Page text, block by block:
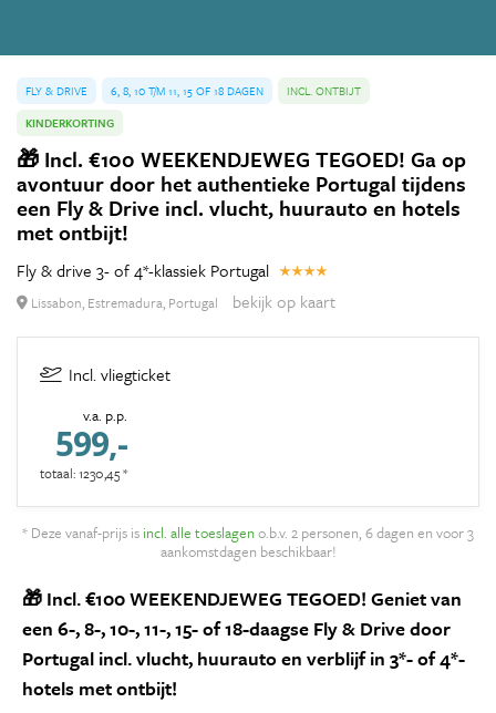
FLY & DRIVE 6, 8, 10 T/M 11, 15 OF 18 DAGEN
INCL. ONTBIJT
KINDERKORTING
🎁 Incl. €100 WEEKENDJEWEG TEGOED! Ga op
avontuur door het authentieke Portugal tijdens
een Fly & Drive incl. vlucht, huurauto en hotels
met ontbijt!
Fly & drive 3- of 4*-klassiek Portugal
Lissabon, Estremadura, Portugal bekijk op kaart
Incl. vliegticket
v.a. p.p.
599,-
totaal: 1230,45 *
* Deze vanaf-prijs is incl. alle toeslagen o.b.v. 2 personen, 6 dagen en voor 3
aankomstdagen beschikbaar!
🎁 Incl. €100 WEEKENDJEWEG TEGOED! Geniet van
een 6-, 8-, 10-, 11-, 15- of 18-daagse Fly & Drive door
Portugal incl. vlucht, huurauto en verblijf in 3*- of 4*-
hotels met ontbijt!